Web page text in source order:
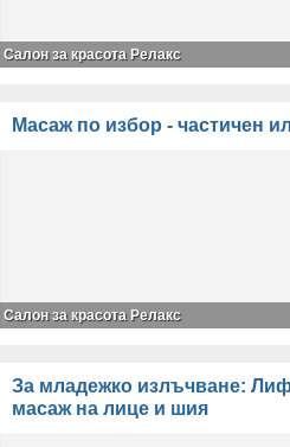
Салон за красота Релакс
Масаж по избор - частичен
Салон за красота Релакс
За младежко излъчване:
масаж на лице и шия